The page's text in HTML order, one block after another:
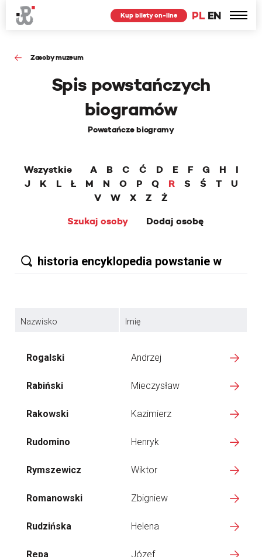
PL EN
Kup bilety on-line
Zasoby muzeum
Spis powstańczych
biogramów
Powstańcze biogramy
Wszystkie A B C Ć D E F G H
I
J
K L Ł M N O P Q R S Ś T
U
V
W X Z
Ż
Szukaj osoby
Dodaj osobę
Nazwisko Imię
Rogalski Andrzej
Rabiński Mieczysław
Rakowski Kazimierz
Rudomino Henryk
Rymszewicz Wiktor
Romanowski Zbigniew
Rudzińska Helena
Repa Józef